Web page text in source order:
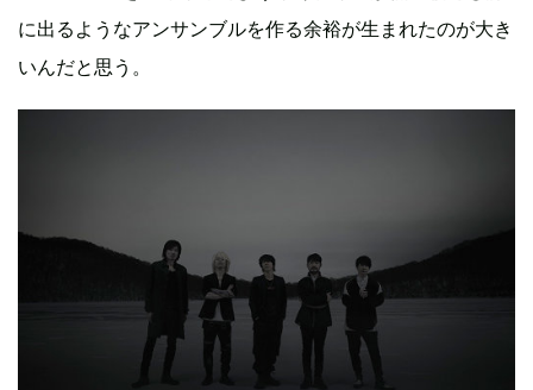
に出るようなアンサンブルを作る余裕が生まれたのが大き
いんだと思う。